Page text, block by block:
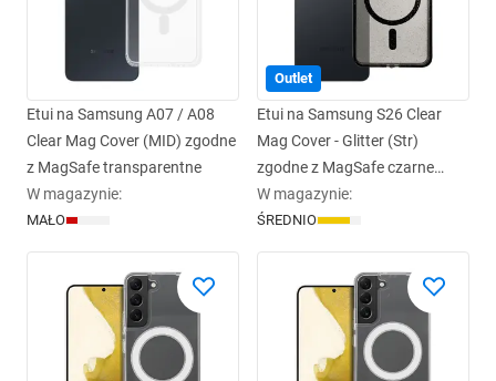
Etui na Samsung A07 / A08
Clear Mag Cover (MID) zgodne
z MagSafe transparentne
W magazynie:
MAŁO
Outlet
Etui na Samsung S26 Clear
Mag Cover - Glitter (Str)
zgodne z MagSafe czarne
glitter
W magazynie:
ŚREDNIO